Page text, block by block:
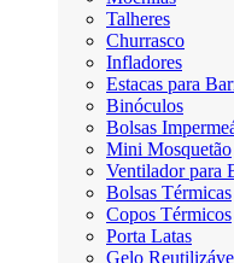
Talheres
Churrasco
Infladores
Estacas para
Binóculos
Bolsas
Mini Mosquetão
Ventilador para
Bolsas Térmicas
Copos Térmicos
Porta Latas
Gelo